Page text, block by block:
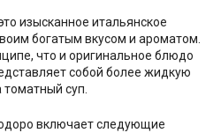
изысканное итальянское
богатым вкусом и ароматом.
что и оригинальное блюдо
собой более жидкую
суп.
включает следующие